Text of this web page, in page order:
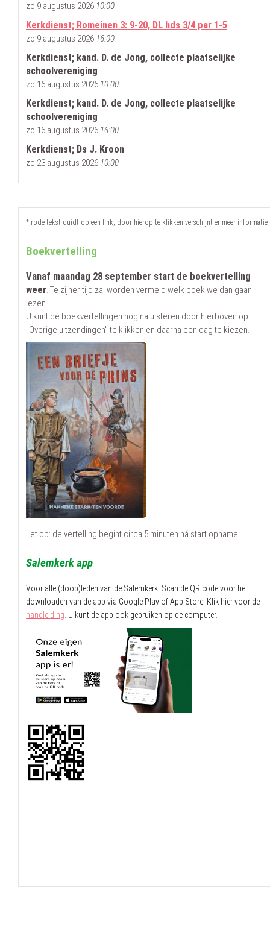
zo 9 augustus 2026 10:00
Kerkdienst; Romeinen 3: 9-20, DL hds 3/4 par 1-5
zo 9 augustus 2026 16:00
Kerkdienst; kand. D. de Jong, collecte plaatselijke
schoolvereniging
zo 16 augustus 2026 10:00
Kerkdienst; kand. D. de Jong, collecte plaatselijke
schoolvereniging
zo 16 augustus 2026 16:00
Kerkdienst; Ds J. Kroon
zo 23 augustus 2026 10:00
* rode tekst duidt op een link, door hierop te klikken verschijnt er meer informatie
Boekvertelling
Vanaf maandag 28 september start de boekvertelling
weer. Te zijner tijd zal worden vermeld welk boek we dan gaan
lezen.
U kunt de boekvertellingen nog naluisteren door hierboven op
"Overige uitzendingen" te klikken en daarna een dag te kiezen.
Let op: de vertelling begint circa 5 minuten ná start opname.
Salemkerk app
Voor alle (doop)leden van de Salemkerk. Scan de QR code voor het
downloaden van de app via Google Play of App Store. Klik hier voor de
handleiding . U kunt de app ook gebruiken op de computer.